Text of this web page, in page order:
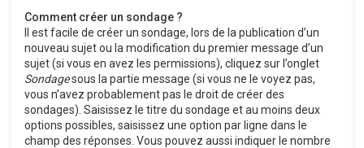
Comment créer un sondage ?
Il est facile de créer un sondage, lors de la publication d’un
nouveau sujet ou la modification du premier message d’un
sujet (si vous en avez les permissions), cliquez sur l’onglet
Sondagesous la partie message (si vous ne le voyez pas,
vous n’avez probablement pas le droit de créer des
sondages). Saisissez le titre du sondage et au moins deux
options possibles, saisissez une option par ligne dans le
champ des réponses. Vous pouvez aussi indiquer le nombre